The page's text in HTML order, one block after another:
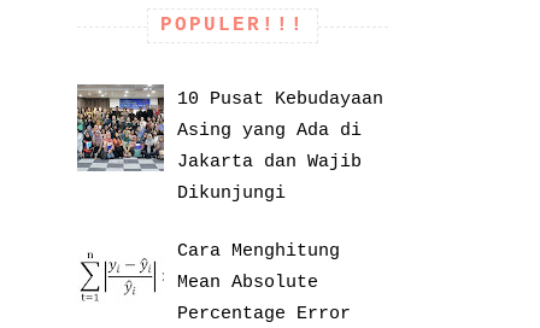
POPULER!!!
10 Pusat Kebudayaan
Asing yang Ada di
Jakarta dan Wajib
Dikunjungi
Cara Menghitung
Mean Absolute
Percentage Error